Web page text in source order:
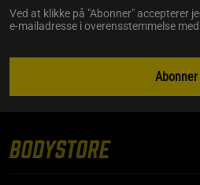
Ved at klikke på "Abonner" accepterer
e-mailadresse i overensstemmelse
Abonner